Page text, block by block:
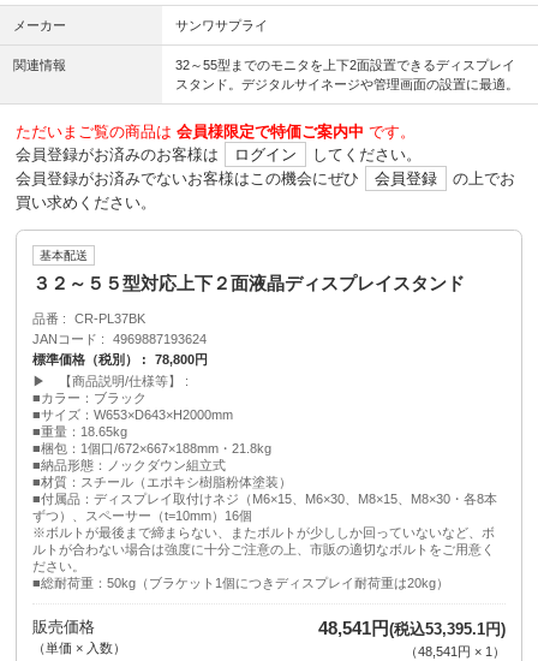
メーカー サンワサプライ
関連情報
32～55型までのモニタを上下2面設置できるディスプレイ
スタンド。デジタルサイネージや管理画面の設置に最適。
ただいまご覧の商品は 会員様限定で特価ご案内中 です。
会員登録がお済みのお客様は
ログイン
してください。
会員登録がお済みでないお客様はこの機会にぜひ
会員登録
の上でお
買い求めください。
基本配送
３２～５５型対応上下２面液晶ディスプレイスタンド
品番
CR-PL37BK
JANコード
4969887193624
標準価格（税別）
78,800円
▶ 【商品説明/仕様等】
■カラー：ブラック
■サイズ：W653×D643×H2000mm
■重量：18.65kg
■梱包：1個口/672×667×188mm・21.8kg
■納品形態：ノックダウン組立式
■材質：スチール（エポキシ樹脂粉体塗装）
■付属品：ディスプレイ取付けネジ（M6×15、M6×30、M8×15、M8×30・各8本
ずつ）、スペーサー（t=10mm）16個
※ボルトが最後まで締まらない、またボルトが少ししか回っていないなど、ボ
ルトが合わない場合は強度に十分ご注意の上、市販の適切なボルトをご用意く
ださい。
■総耐荷重：50kg（ブラケット1個につきディスプレイ耐荷重は20kg）
販売価格
（単価 × 入数）
48,541円(税込53,395.1円)
（48,541円 × 1 ）